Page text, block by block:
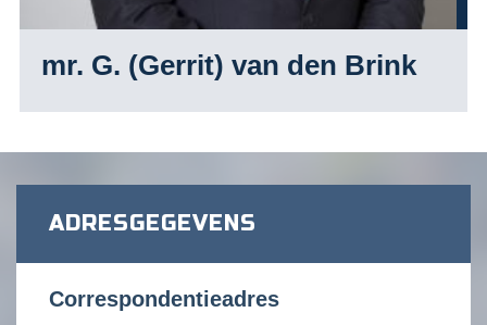
mr. G. (Gerrit) van den Brink
ADRESGEGEVENS
Correspondentieadres